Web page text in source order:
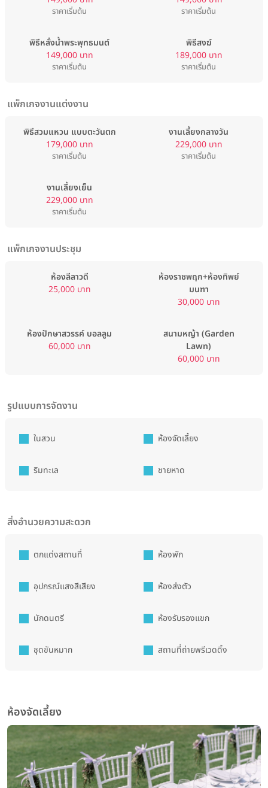
ราคาเริ่มต้น ราคาเริ่มต้น
พิธีหลั่งน้ำพระพุทธมนต์
149,000 บาท
ราคาเริ่มต้น
พิธีสงฆ์
189,000 บาท
ราคาเริ่มต้น
แพ็กเกจงานแต่งงาน
พิธีสวมแหวน แบบตะวันตก
179,000 บาท
ราคาเริ่มต้น
งานเลี้ยงกลางวัน
229,000 บาท
ราคาเริ่มต้น
งานเลี้ยงเย็น
229,000 บาท
ราคาเริ่มต้น
แพ็กเกจงานประชุม
ห้องลีลาวดี
25,000 บาท
ห้องราชพฤก+ห้องทิพย์
มนฑา
30,000 บาท
ห้องปักษาสวรรค์ บอลลูม
60,000 บาท
สนามหญ้า (Garden
Lawn)
60,000 บาท
รูปแบบการจัดงาน
ในสวน ห้องจัดเลี้ยง
ริมทะเล ชายหาด
สิ่งอำนวยความสะดวก
ตกแต่งสถานที่ ห้องพัก
อุปกรณ์แสงสีเสียง ห้องส่งตัว
นักดนตรี ห้องรับรองแขก
ชุดขันหมาก สถานที่ถ่ายพรีเวดดิ้ง
ห้องจัดเลี้ยง